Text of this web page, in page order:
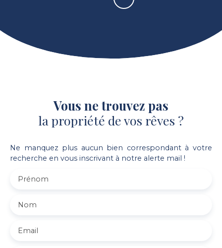
Vous ne trouvez pas
la propriété de vos rêves ?
Ne manquez plus aucun bien correspondant à votre
recherche en vous inscrivant à notre alerte mail !
Prénom
Nom
Email